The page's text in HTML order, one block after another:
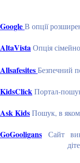
GoogleВ опції
AltaVistaОпція
AllsafesitesБезпечний
KidsClickПортал-
Ask KidsПошук, в
GoGooligans Сайт
дітей і